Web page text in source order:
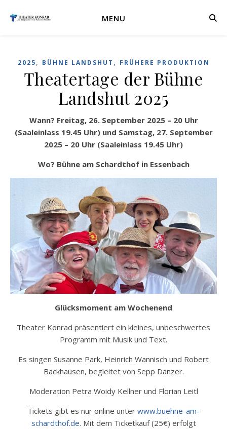
MENU
2025, BÜHNE LANDSHUT , FRÜHERE PRODUKTION
Theatertage der Bühne
Landshut 2025
Wann? Freitag, 26. September 2025– 20 Uhr
(Saaleinlass 19.45 Uhr) und Samstag, 27. September
2025 – 20 Uhr (Saaleinlass 19.45 Uhr)
Wo? Bühne am Schardthof in Essenbach
Glücksmoment am Wochenend
Theater Konrad präsentiert ein kleines, unbeschwertes
Programm mit Musik und Text.
Es singen Susanne Park, Heinrich Wannisch und Robert
Backhausen, begleitet von Sepp Danzer.
Moderation Petra Woidy Kellner und Florian Leitl
Tickets gibt es nur online unter www.buehne-am-
schardthof.de. Mit dem Ticketkauf (25€) erfolgt